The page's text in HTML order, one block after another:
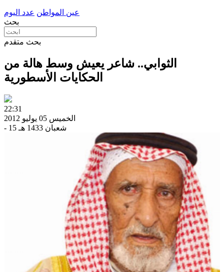
عين المواطن عدد اليوم
بحث
بحث متقدم
الثوابي.. شاعر يعيش وسط هالة من
الحكايات الأسطورية
22:31
الخميس 05 يوليو 2012
- 15 شعبان 1433 هـ